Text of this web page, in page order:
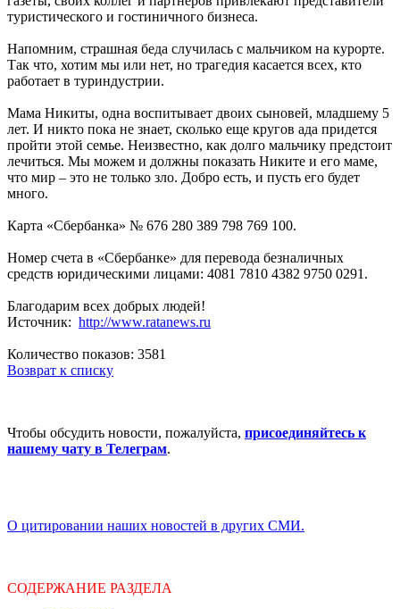
туристического и гостиничного бизнеса.
Напомним, страшная беда случилась с мальчиком на курорте.
Так что, хотим мы или нет, но трагедия касается всех, кто
работает в туриндустрии.
Мама Никиты, одна воспитывает двоих сыновей, младшему 5
лет. И никто пока не знает, сколько еще кругов ада придется
пройти этой семье. Неизвестно, как долго мальчику предстоит
лечиться. Мы можем и должны показать Никите и его маме,
что мир – это не только зло. Добро есть, и пусть его будет
много.
Карта «Сбербанка» № 676 280 389 798 769 100.
Номер счета в «Сбербанке» для перевода безналичных
средств юридическими лицами: 4081 7810 4382 9750 0291.
Благодарим всех добрых людей!
Источник: http://www.ratanews.ru
Количество показов: 3581
Возврат к списку
Чтобы обсудить новости, пожалуйста, присоединяйтесь к
нашему чату в Телеграм.
О цитировании наших новостей в других СМИ.
СОДЕРЖАНИЕ РАЗДЕЛА